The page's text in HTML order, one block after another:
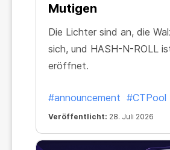
Mutigen
Die Lichter sind an, die
sich, und HASH-N-ROLL
eröffnet.
#announcement #CTPool
Veröffentlicht: 28. Juli 2026